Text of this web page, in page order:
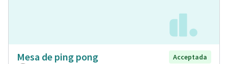
Mesa de ping pong Acceptada